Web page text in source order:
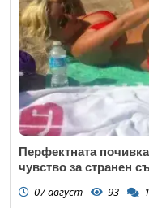
Перфектната
чувство за странен
07 август 93 1